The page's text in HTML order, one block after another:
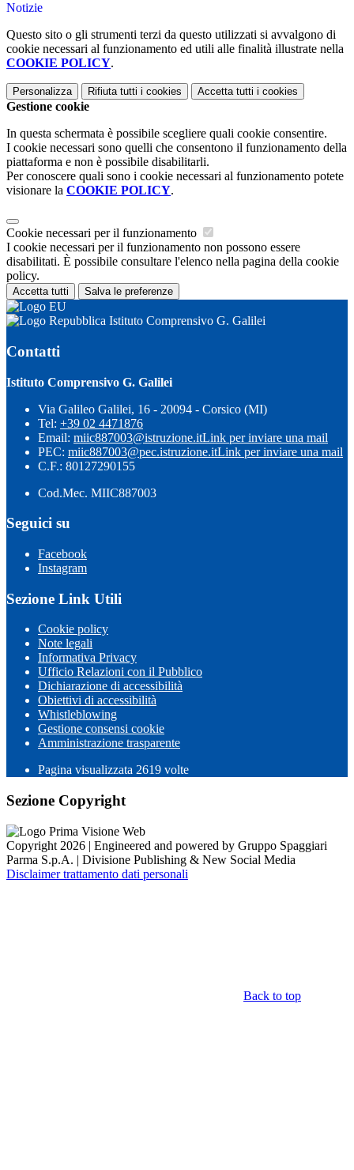
Notizie
Questo sito o gli strumenti terzi da questo utilizzati si avvalgono di
cookie necessari al funzionamento ed utili alle finalità illustrate nella
COOKIE POLICY.
Personalizza Rifiuta tutti i cookies Accetta tutti i cookies
Gestione cookie
In questa schermata è possibile scegliere quali cookie consentire.
I cookie necessari sono quelli che consentono il funzionamento della
piattaforma e non è possibile disabilitarli.
Per conoscere quali sono i cookie necessari al funzionamento potete
visionare la COOKIE POLICY.
Cookie necessari per il funzionamento
I cookie necessari per il funzionamento non possono essere
disabilitati. È possibile consultare l'elenco nella pagina della cookie
policy.
Accetta tutti Salva le preferenze
Istituto Comprensivo G. Galilei
Contatti
Istituto Comprensivo G. Galilei
Via Galileo Galilei, 16 - 20094 - Corsico (MI)
Tel: +39 02 4471876
Email: miic887003@istruzione.itLink per inviare una mail
PEC: miic887003@pec.istruzione.itLink per inviare una mail
C.F.: 80127290155
Cod.Mec. MIIC887003
Seguici su
Facebook
Instagram
Sezione Link Utili
Cookie policy
Note legali
Informativa Privacy
Ufficio Relazioni con il Pubblico
Dichiarazione di accessibilità
Obiettivi di accessibilità
Whistleblowing
Gestione consensi cookie
Amministrazione trasparente
Pagina visualizzata 2619 volte
Sezione Copyright
Copyright 2026 | Engineered and powered by Gruppo Spaggiari
Parma S.p.A. | Divisione Publishing & New Social Media
Disclaimer trattamento dati personali
Back to top